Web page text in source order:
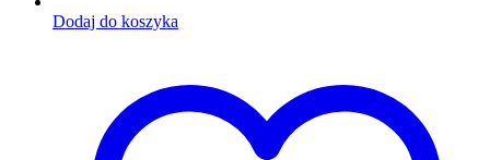
Dodaj do koszyka